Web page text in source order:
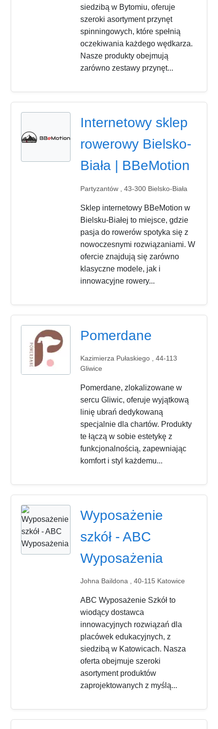
siedzibą w Bytomiu, oferuje
szeroki asortyment przynęt
spinningowych, które spełnią
oczekiwania każdego wędkarza.
Nasze produkty obejmują
zarówno zestawy przynęt...
Internetowy sklep
rowerowy Bielsko-
Biała | BBeMotion
Partyzantów , 43-300 Bielsko-Biała
Sklep internetowy BBeMotion w
Bielsku-Białej to miejsce, gdzie
pasja do rowerów spotyka się z
nowoczesnymi rozwiązaniami. W
ofercie znajdują się zarówno
klasyczne modele, jak i
innowacyjne rowery...
Pomerdane
Kazimierza Pułaskiego , 44-113
Gliwice
Pomerdane, zlokalizowane w
sercu Gliwic, oferuje wyjątkową
linię ubrań dedykowaną
specjalnie dla chartów. Produkty
te łączą w sobie estetykę z
funkcjonalnością, zapewniając
komfort i styl każdemu...
Wyposażenie
szkół - ABC
Wyposażenia
Johna Baildona , 40-115 Katowice
ABC Wyposażenie Szkół to
wiodący dostawca
innowacyjnych rozwiązań dla
placówek edukacyjnych, z
siedzibą w Katowicach. Nasza
oferta obejmuje szeroki
asortyment produktów
zaprojektowanych z myślą...